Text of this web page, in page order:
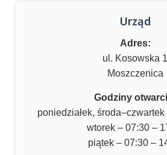
Urząd
Adres:
ul. Kosowska 1
Moszczenica
Godziny
poniedziałek,
wtorek – 07:30 –
piątek – 07:30 –